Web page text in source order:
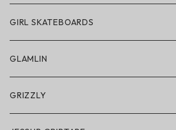
サングラス
スノーゴーグル
アクセサリー・小物
GIRL SKATEBOARDS
GLAMLIN
GRIZZLY